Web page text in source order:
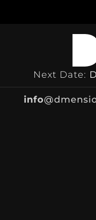
Next Date:
info